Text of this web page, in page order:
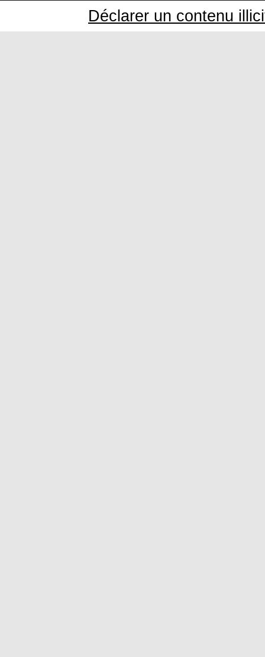
Déclarer un contenu